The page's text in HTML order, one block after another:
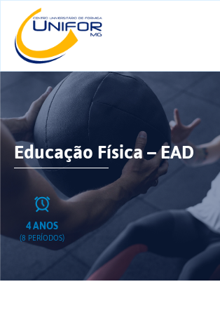
Educação Física – EAD
4 ANOS
(8 PERÍODOS)